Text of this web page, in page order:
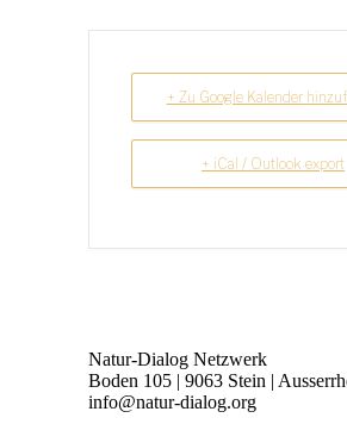
+ Zu Google Kalender
+ iCal / Outlook export
Natur-Dialog Netzwerk
Boden 105 | 9063 Stein |
info@natur-dialog.org